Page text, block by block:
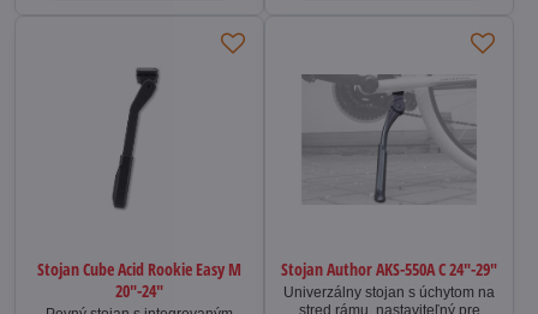
Stojan Cube Acid Rookie Easy M
20"-24"
Stojan Author AKS-550A C 24"-29"
Univerzálny stojan s úchytom na